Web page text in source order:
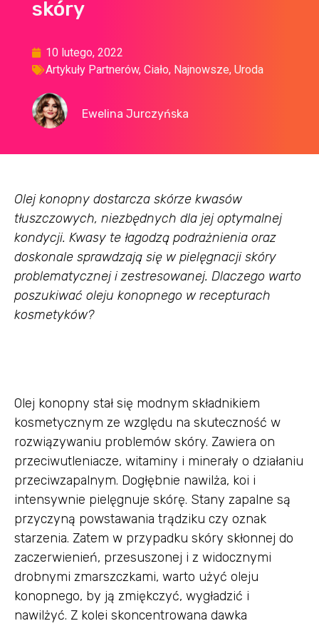
skóry
10 lutego, 2022
Artykuły Partnerów, Ciało, Najnowsze, Uroda
Ewelina Jurczyńska
Olej konopny dostarcza skórze kwasów
tłuszczowych, niezbędnych dla jej optymalnej
kondycji. Kwasy te łagodzą podrażnienia oraz
doskonale sprawdzają się w pielęgnacji skóry
problematycznej i zestresowanej. Dlaczego warto
poszukiwać oleju konopnego w recepturach
kosmetyków?
Olej konopny stał się modnym składnikiem
kosmetycznym ze względu na skuteczność w
rozwiązywaniu problemów skóry. Zawiera on
przeciwutleniacze, witaminy i minerały o działaniu
przeciwzapalnym. Dogłębnie nawilża, koi i
intensywnie pielęgnuje skórę. Stany zapalne są
przyczyną powstawania trądziku czy oznak
starzenia. Zatem w przypadku skóry skłonnej do
zaczerwienień, przesuszonej i z widocznymi
drobnymi zmarszczkami, warto użyć oleju
konopnego, by ją zmiękczyć, wygładzić i
nawilżyć. Z kolei skoncentrowana dawka